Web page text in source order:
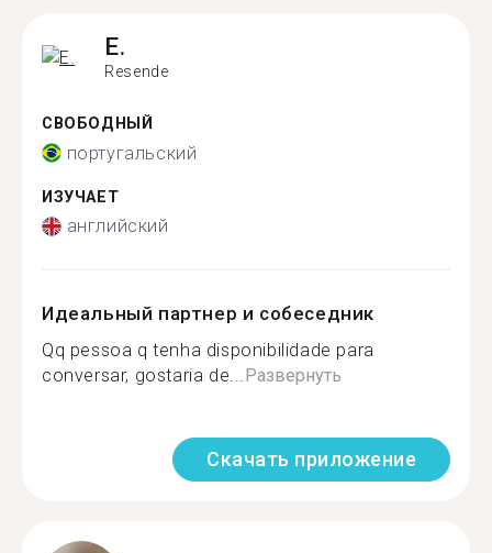
E.
Resende
СВОБОДНЫЙ
португальский
ИЗУЧАЕТ
английский
Идеальный партнер и собеседник
Qq pessoa q tenha disponibilidade para
conversar, gostaria de...Развернуть
Скачать приложение